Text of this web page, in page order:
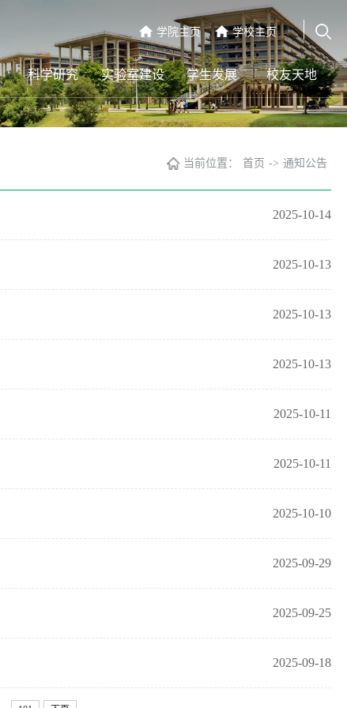
学校主页
学院主页
科学研究 实验室建设 学生发展 校友天地
当前位置： 首页 -> 通知公告
2025-10-14
2025-10-13
2025-10-13
2025-10-13
2025-10-11
2025-10-11
2025-10-10
2025-09-29
2025-09-25
2025-09-18